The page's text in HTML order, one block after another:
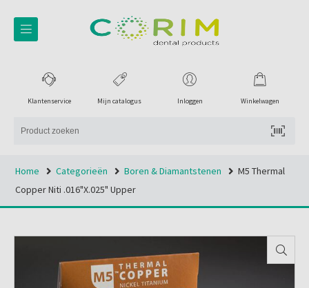
Winkelwagen
Inloggen
Mijn catalogus
Klantenservice
Home Categorieën Boren & Diamantstenen
M5 Thermal
Copper Niti .016"x.025" Upper